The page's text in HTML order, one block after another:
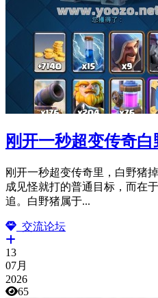
刚开一秒超变传奇
刚开一秒超变传奇里，白野猪
成见怪就打的普通目标，而在
追。白野猪属于...
交流论坛
13
07月
2026
65